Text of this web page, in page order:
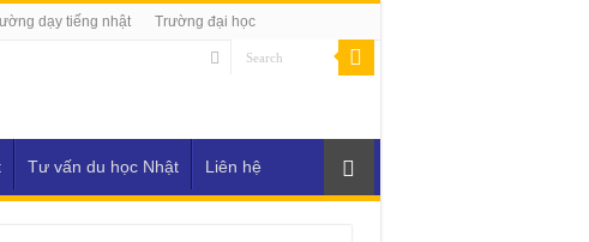
dạy tiếng nhật Trường đại học
Tư vấn du học Nhật Liên hệ